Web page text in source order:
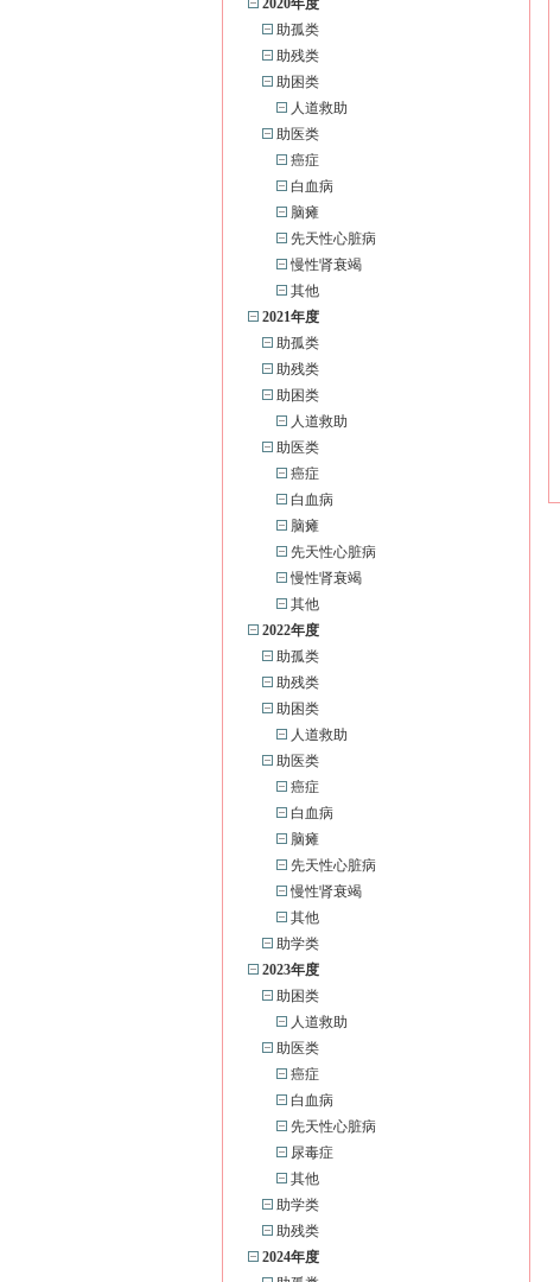
2020年度
助孤类
助残类
助困类
人道救助
助医类
癌症
白血病
脑瘫
先天性心脏病
慢性肾衰竭
其他
2021年度
助孤类
助残类
助困类
人道救助
助医类
癌症
白血病
脑瘫
先天性心脏病
慢性肾衰竭
其他
2022年度
助孤类
助残类
助困类
人道救助
助医类
癌症
白血病
脑瘫
先天性心脏病
慢性肾衰竭
其他
助学类
2023年度
助困类
人道救助
助医类
癌症
白血病
先天性心脏病
尿毒症
其他
助学类
助残类
2024年度